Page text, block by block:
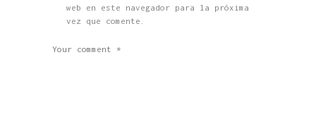
web en este navegador para la próxima
vez que comente.